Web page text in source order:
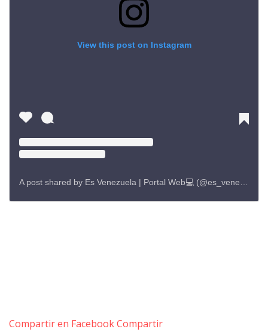
View this post on Instagram
A post shared by Es Venezuela | Portal Web💻 (@es_venezuela_)
Compartir en FacebookCompartir